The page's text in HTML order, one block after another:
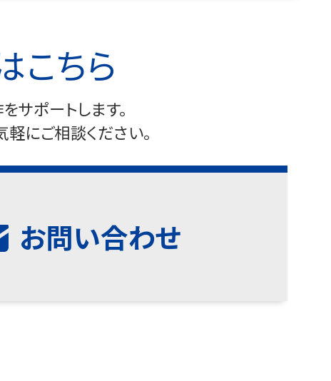
こちら
ポートします。
にご相談ください。
お問い合わせ